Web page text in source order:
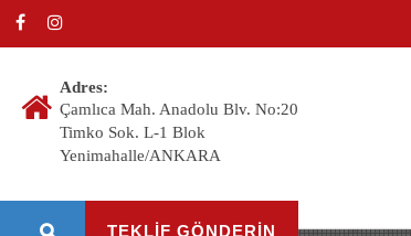
Adres:
Çamlıca Mah. Anadolu Blv. No:20
Timko Sok. L-1 Blok
Yenimahalle/ANKARA
TEKLİF GÖNDERİN